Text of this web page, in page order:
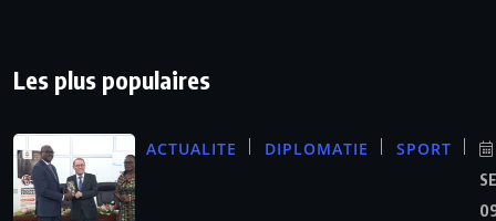
Les plus populaires
ACTUALITE DIPLOMATIE SPORT